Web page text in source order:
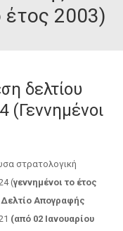
έτος 2003)
δελτίου
(Γεννημένοι
στρατολογική
(γεννημένοι το έτος
Απογραφής
(από 02 Ιανουαρίου